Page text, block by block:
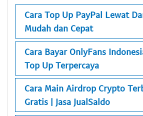
Cara Top Up PayPal Lewat
Mudah dan Cepat
Cara Bayar OnlyFans
Top Up Terpercaya
Cara Main Airdrop Crypto
Gratis | Jasa JualSaldo